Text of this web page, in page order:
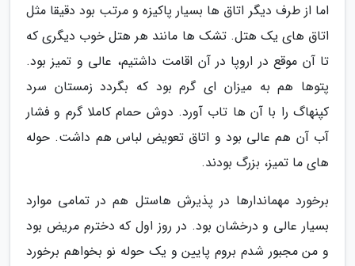
اما از طرف دیگر اتاق ها بسیار پاکیزه و مرتب بود دقیقا مثل
اتاق های یک هتل. تشک ها مانند هر هتل خوب دیگری که
تا آن موقع در اروپا در آن اقامت داشتیم، عالی و تمیز بود.
پتوها هم به میزان ای گرم بود که بگردد زمستان سرد
کپنهاگ را با آن ها تاب آورد. دوش حمام کاملا گرم و فشار
آب آن هم عالی بود و اتاق تعویض لباس هم داشت. حوله
های ما تمیز، بزرگ بودند.
برخورد مهماندارها در پذیرش هاستل هم در تمامی موارد
بسیار عالی و درخشان بود. در روز اول که دخترم مریض بود
و من مجبور شدم بروم پایین و یک حوله نو بخواهم برخورد